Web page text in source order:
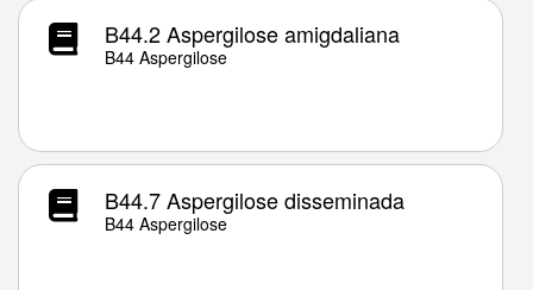
B44.2 Aspergilose amigdaliana
B44 Aspergilose
B44.7 Aspergilose disseminada
B44 Aspergilose